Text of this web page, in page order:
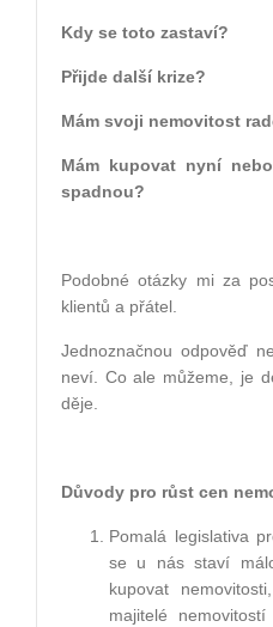
Kdy se toto zastaví?
Přijde další krize?
Mám svoji nemovitost
Mám kupovat nyní
spadnou?
Podobné otázky mi za
klientů a přátel.
Jednoznačnou odpověď
neví. Co ale můžeme, je
děje.
Důvody pro růst cen
Pomalá legislativa
se u nás staví
kupovat
majitelé